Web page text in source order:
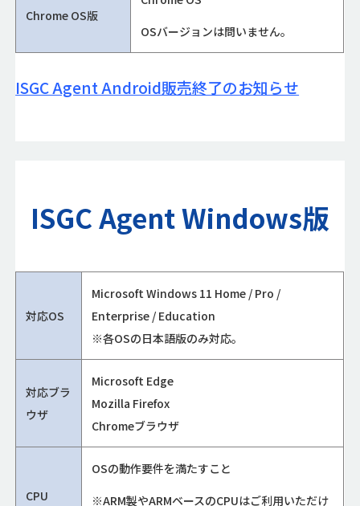
Chrome OS版
OSバージョンは問いません。
ISGC Agent Android販売終了のお知らせ
ISGC Agent Windows版
対応OS
Microsoft Windows 11 Home / Pro /
Enterprise / Education
※各OSの日本語版のみ対応。
対応ブラ
ウザ
Microsoft Edge
Mozilla Firefox
Chromeブラウザ
CPU
OSの動作要件を満たすこと
※ARM製やARMベースのCPUはご利用いただけ